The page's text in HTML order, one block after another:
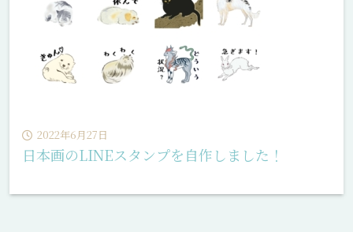
2022年6月27日
日本画のLINEスタンプを自作しました！